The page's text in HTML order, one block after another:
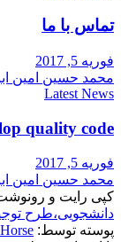
تماس با ما
فوریه 5, 2017
محمد حسین امین
Latest News
quality code
فوریه 5, 2017
محمد حسین امین
کپی رایت و رونوشت:
دانشجویی،طرح
پوسته توسط: